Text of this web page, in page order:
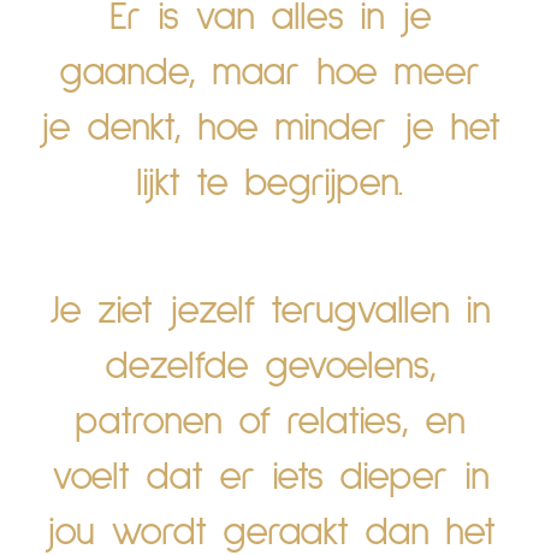
Klankschalen
Opleidingen & Cirkels
Blog
CONTACT
Human Design
Klankschalen
Opleidingen & Cirkels
CONTACT
Er is van alles in je
gaande, maar hoe meer
je denkt, hoe minder je het
lijkt te begrijpen.
Je ziet jezelf terugvallen in
dezelfde gevoelens,
patronen of relaties, en
voelt dat er iets dieper in
jou wordt geraakt dan het